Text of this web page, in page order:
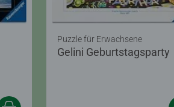
Gelini Geburtstagsparty
Puzzle für Erwachsene